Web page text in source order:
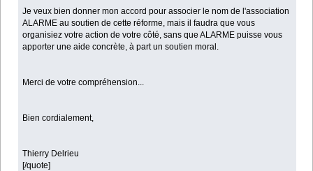
Je veux bien donner mon accord pour associer le nom de l'association
ALARME au soutien de cette réforme, mais il faudra que vous
organisiez votre action de votre côté, sans que ALARME puisse vous
apporter une aide concrète, à part un soutien moral.
Merci de votre compréhension...
Bien cordialement,
Thierry Delrieu
[/quote]